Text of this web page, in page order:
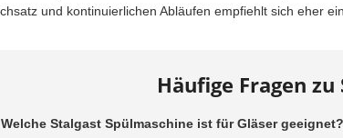
und kontinuierlichen Abläufen empfiehlt sich eher
Häufige Fragen
Welche Stalgast Spülmaschine ist für Gläser geeignet?